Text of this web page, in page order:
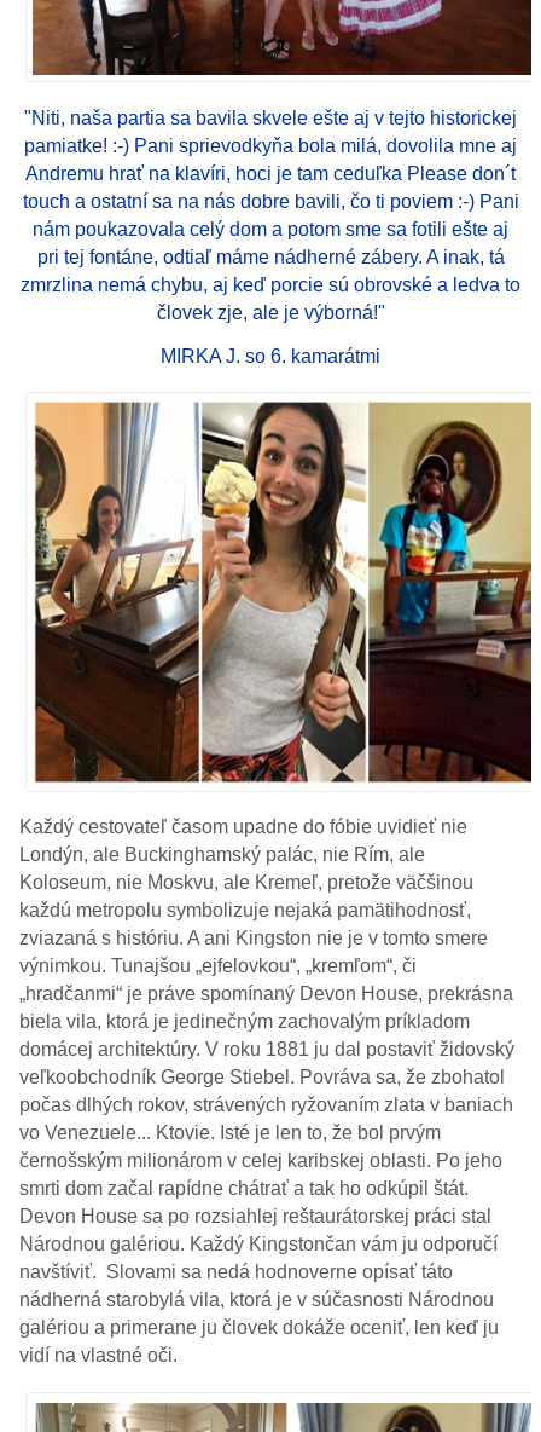
"Niti, naša partia sa bavila skvele ešte aj v tejto historickej
pamiatke! :-) Pani sprievodkyňa bola milá, dovolila mne aj
Andremu hrať na klavíri, hoci je tam ceduľka Please don´t
touch a ostatní sa na nás dobre bavili, čo ti poviem :-) Pani
nám poukazovala celý dom a potom sme sa fotili ešte aj
pri tej fontáne, odtiaľ máme nádherné zábery. A inak, tá
zmrzlina nemá chybu, aj keď porcie sú obrovské a ledva to
človek zje, ale je výborná!"
MIRKA J. so 6. kamarátmi
Každý cestovateľ časom upadne do fóbie uvidieť nie
Londýn, ale Buckinghamský palác, nie Rím, ale
Koloseum, nie Moskvu, ale Kremeľ, pretože väčšinou
každú metropolu symbolizuje nejaká pamätihodnosť,
zviazaná s históriu. A ani Kingston nie je v tomto smere
výnimkou. Tunajšou „ejfelovkou“, „kremľom“, či
„hradčanmi“ je práve spomínaný Devon House, prekrásna
biela vila, ktorá je jedinečným zachovalým príkladom
domácej architektúry. V roku 1881 ju dal postaviť židovský
veľkoobchodník George Stiebel. Povráva sa, že zbohatol
počas dlhých rokov, strávených ryžovaním zlata v baniach
vo Venezuele... Ktovie. Isté je len to, že bol prvým
černošským milionárom v celej karibskej oblasti. Po jeho
smrti dom začal rapídne chátrať a tak ho odkúpil štát.
Devon House sa po rozsiahlej reštaurátorskej práci stal
Národnou galériou. Každý Kingstončan vám ju odporučí
navštíviť. Slovami sa nedá hodnoverne opísať táto
nádherná starobylá vila, ktorá je v súčasnosti Národnou
galériou a primerane ju človek dokáže oceniť, len keď ju
vidí na vlastné oči.